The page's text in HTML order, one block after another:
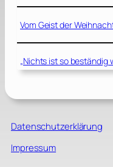
Vom Geist der
„Nichts ist so beständig
Datenschutzerklärung
Impressum